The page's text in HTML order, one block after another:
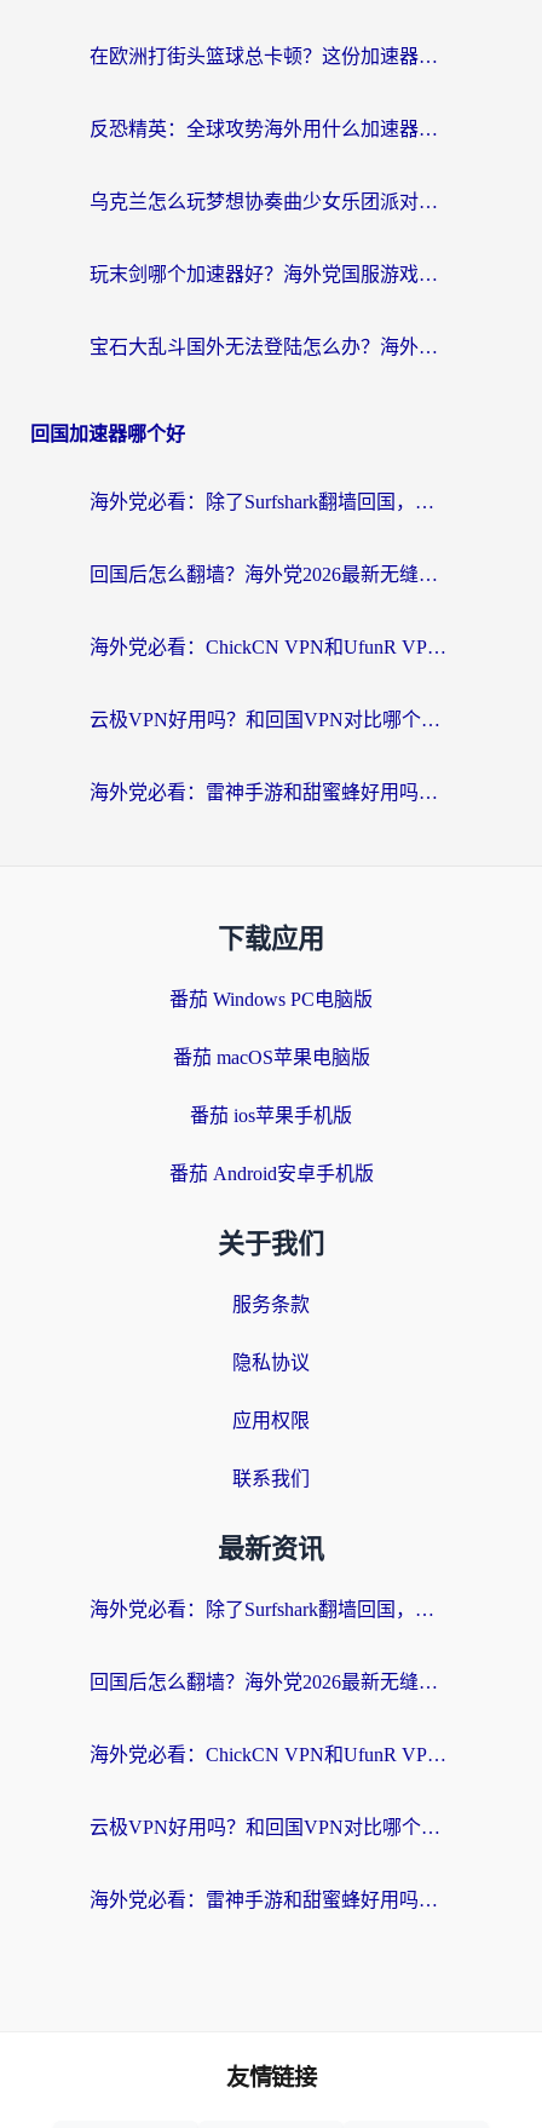
在欧洲打街头篮球总卡顿？这份加速器选择指南帮你解决延迟难题
反恐精英：全球攻势海外用什么加速器登录？海外党国服游戏畅玩指南
乌克兰怎么玩梦想协奏曲少女乐团派对？海外党国服游戏加速全攻略（附欧洲重生细胞荒野行动不卡技巧）
玩末剑哪个加速器好？海外党国服游戏畅玩终极指南（附3款热门游戏实测）
宝石大乱斗国外无法登陆怎么办？海外玩家专属加速指南（附穿越火线原野传说解决方案）
回国加速器哪个好
海外党必看：除了Surfshark翻墙回国，这些加速器选择技巧你真的懂吗？
回国后怎么翻墙？海外党2026最新无缝访问国内资源全攻略（附对比实测）
海外党必看：ChickCN VPN和UfunR VPN对比哪个回国效果更好？附实用选择指南
云极VPN好用吗？和回国VPN对比哪个回国效果更好？海外党亲测避坑指南
海外党必看：雷神手游和甜蜜蜂好用吗？3步选对回国加速器无缝刷国内资源
下载应用
番茄 Windows PC电脑版
番茄 macOS苹果电脑版
番茄 ios苹果手机版
番茄 Android安卓手机版
关于我们
服务条款
隐私协议
应用权限
联系我们
最新资讯
海外党必看：除了Surfshark翻墙回国，这些加速器选择技巧你真的懂吗？
回国后怎么翻墙？海外党2026最新无缝访问国内资源全攻略（附对比实测）
海外党必看：ChickCN VPN和UfunR VPN对比哪个回国效果更好？附实用选择指南
云极VPN好用吗？和回国VPN对比哪个回国效果更好？海外党亲测避坑指南
海外党必看：雷神手游和甜蜜蜂好用吗？3步选对回国加速器无缝刷国内资源
友情链接